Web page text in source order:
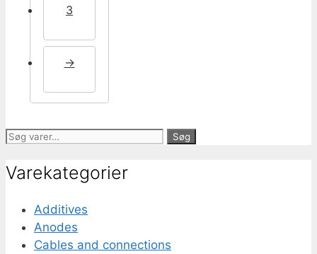
3
→
Søg
Søg
Varekategorier
Additives
Anodes
Cables and connections